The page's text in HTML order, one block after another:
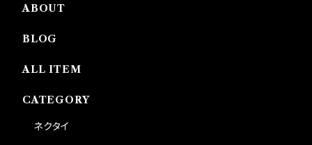
ABOUT
BLOG
ALL ITEM
CATEGORY
ネクタイ